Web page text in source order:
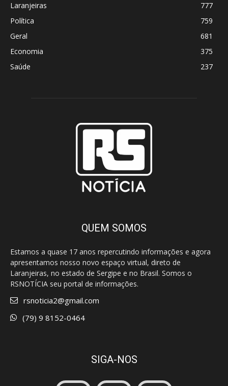
Laranjeiras
777
Política
759
Geral
681
Economia
375
Saúde
237
QUEM SOMOS
Estamos a quase 17 anos repercutindo informações e agora
apresentamos nosso novo espaço virtual, direto de
Laranjeiras, no estado de Sergipe e no Brasil. Somos o
RSNOTÍCIA seu portal de informações.
rsnoticia2@gmail.com
(79) 9 8152-0464
SIGA-NOS